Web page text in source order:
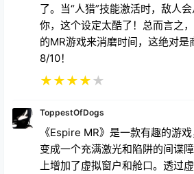
了。当“人猎”技能激活时，敌人
你，这个设定太酷了！总而言之
的MR游戏来消磨时间，这绝对是
8/10！
★★★★★
ToppestOfDogs
《Espire MR》是一款有趣的游
变成一个充满激光和陷阱的间谍
上增加了虚拟窗户和舱口。透过